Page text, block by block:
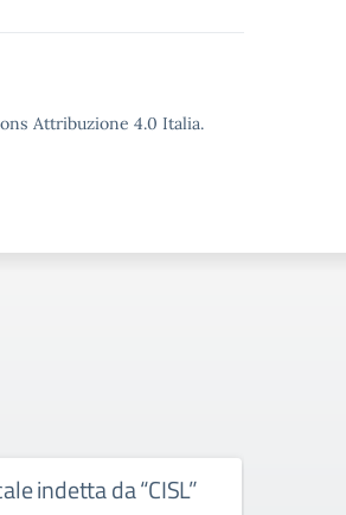
Attribuzione 4.0 Italia.
indetta da “CISL”